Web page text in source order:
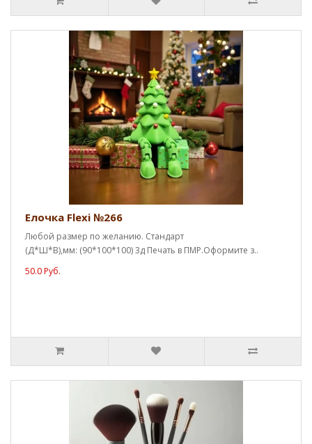
Елочка Flexi №266
Любой размер по желанию. Стандарт
(Д*Ш*В),мм: (90*100*100) 3д Печать в ПМР.Оформите з..
50.0 Руб.